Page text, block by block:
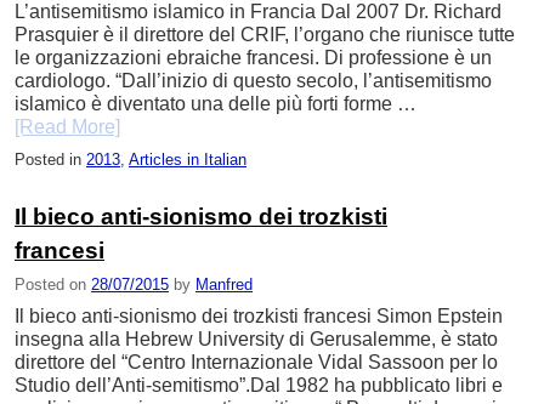
L’antisemitismo islamico in Francia Dal 2007 Dr. Richard
Prasquier è il direttore del CRIF, l’organo che riunisce tutte
le organizzazioni ebraiche francesi. Di professione è un
cardiologo. “Dall’inizio di questo secolo, l’antisemitismo
islamico è diventato una delle più forti forme …
[Read More]
Posted in 2013, Articles in Italian
Il bieco anti-sionismo dei trozkisti
francesi
Posted on 28/07/2015 by Manfred
Il bieco anti-sionismo dei trozkisti francesi Simon Epstein
insegna alla Hebrew University di Gerusalemme, è stato
direttore del “Centro Internazionale Vidal Sassoon per lo
Studio dell’Anti-semitismo”.Dal 1982 ha pubblicato libri e